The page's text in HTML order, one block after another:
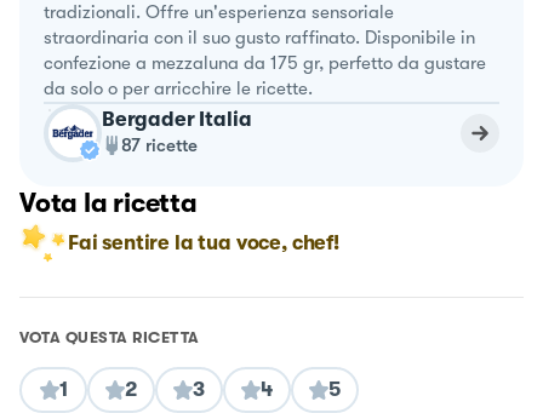
tradizionali. Offre un'esperienza sensoriale
straordinaria con il suo gusto raffinato. Disponibile in
confezione a mezzaluna da 175 gr, perfetto da gustare
da solo o per arricchire le ricette.
Bergader Italia
87 ricette
Vota la ricetta
Fai sentire la tua voce, chef!
VOTA QUESTA RICETTA
1 2 3 4 5